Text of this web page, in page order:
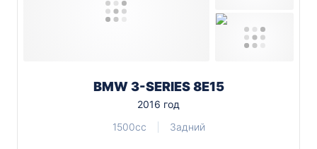
BMW 3-SERIES 8E15
2016 год
1500cc
Задний